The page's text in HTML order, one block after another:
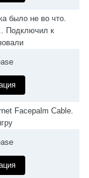
было не во что.
Подключил к
Facepalm Cable.